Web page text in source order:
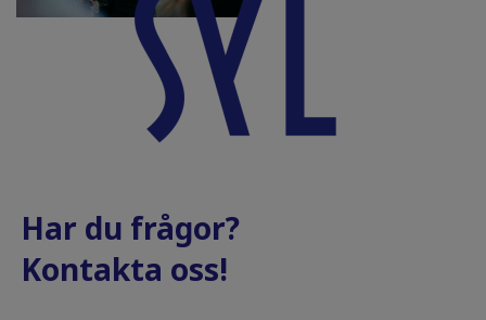
Har du frågor?
Kontakta oss!